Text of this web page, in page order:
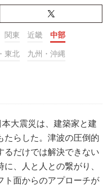
関東 近畿 中部
東北 九州・沖縄
大震災は、建築家と建
たらした。津波の圧倒的
るだけでは解決できない
、人と人との繋がり、
ト面からのアプローチが